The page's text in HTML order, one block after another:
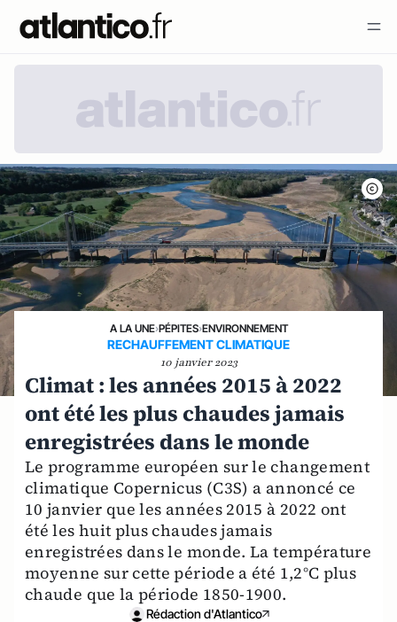
A LA UNE›PÉPITES›ENVIRONNEMENT
RECHAUFFEMENT CLIMATIQUE
10 janvier 2023
Climat : les années 2015 à 2022
ont été les plus chaudes jamais
enregistrées dans le monde
Le programme européen sur le changement
climatique Copernicus (C3S) a annoncé ce
10 janvier que les années 2015 à 2022 ont
été les huit plus chaudes jamais
enregistrées dans le monde. La température
moyenne sur cette période a été 1,2°C plus
chaude que la période 1850-1900.
Rédaction d'Atlantico